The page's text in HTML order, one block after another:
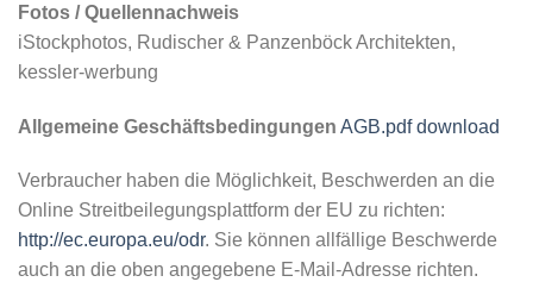
Fotos / Quellennachweis
iStockphotos, Rudischer & Panzenböck Architekten,
kessler-werbung
Allgemeine Geschäftsbedingungen AGB.pdf download
Verbraucher haben die Möglichkeit, Beschwerden an die
Online Streitbeilegungsplattform der EU zu richten:
http://ec.europa.eu/odr. Sie können allfällige Beschwerde
auch an die oben angegebene E-Mail-Adresse richten.